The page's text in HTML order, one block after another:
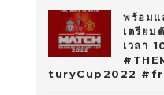
พร้อมแ
เตรียม
เวลา
turyCup2022